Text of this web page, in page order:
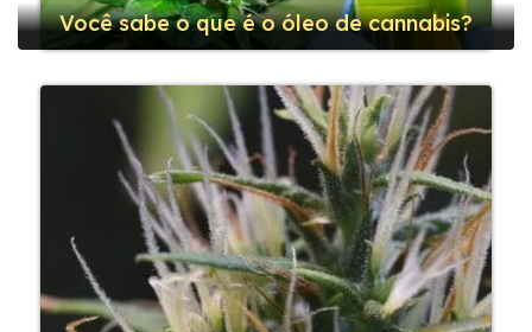
Você sabe o que é o óleo de cannabis?